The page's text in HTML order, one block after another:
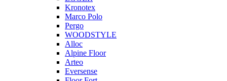
Kronotex
Marco Polo
Pergo
WOODSTYLE
Alloc
Alpine Floor
Arteo
Eversense